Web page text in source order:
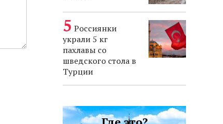
Россиянки
украли 5 кг
пахлавы со
шведского стола в
Турции